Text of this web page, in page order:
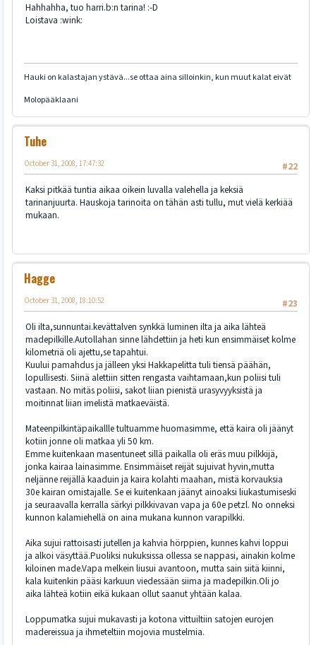
Hahhahha, tuo harri.b:n tarina! :-D
Loistava :wink:
Hauki on kalastajan ystävä...se ottaa aina silloinkin, kun muut kalat eivät
Molopääklaani
Tuhe
#22
October 31, 2008, 17:47:32
Kaksi pitkää tuntia aikaa oikein luvalla valehella ja keksiä
tarinanjuurta. Hauskoja tarinoita on tähän asti tullu, mut vielä kerkiää
mukaan.
Hagge
#23
October 31, 2008, 18:10:52
Oli ilta,sunnuntai.kevättalven synkkä luminen ilta ja aika lähteä
madepilkille.Autollahan sinne lähdettiin ja heti kun ensimmäiset kolme
kilometriä oli ajettu,se tapahtui.
Kuului pamahdus ja jälleen yksi Hakkapelitta tuli tiensä päähän,
lopullisesti. Siinä alettiin sitten rengasta vaihtamaan,kun poliisi tuli
vastaan. No mitäs poliisi, sakot liian pienistä urasyvyyksistä ja
moitinnat liian imelistä matkaeväistä.
Mateenpilkintäpaikallle tultuamme huomasimme, että kaira oli jäänyt
kotiin jonne oli matkaa yli 50 km.
Emme kuitenkaan masentuneet sillä paikalla oli eräs muu pilkkijä,
jonka kairaa lainasimme. Ensimmäiset reijät sujuivat hyvin,mutta
neljänne reijällä kaaduin ja kaira kolahti maahan, mistä korvauksia
30e kairan omistajalle. Se ei kuitenkaan jäänyt ainoaksi liukastumiseski
ja seuraavalla kerralla särkyi pilkkivavan vapa ja 60e petzl. No onneksi
kunnon kalamiehellä on aina mukana kunnon varapilkki.
Aika sujui rattoisasti jutellen ja kahvia hörppien, kunnes kahvi loppui
ja alkoi väsyttää.Puoliksi nukuksissa ollessa se nappasi, ainakin kolme
kiloinen made.Vapa melkein liusui avantoon, mutta sain siitä kiinni,
kala kuitenkin pääsi karkuun viedessään siima ja madepilkin.Oli jo
aika lähteä kotiin eikä kukaan ollut saanut yhtään kalaa.
Loppumatka sujui mukavasti ja kotona vittuiltiin satojen eurojen
madereissua ja ihmeteltiin mojovia mustelmia.